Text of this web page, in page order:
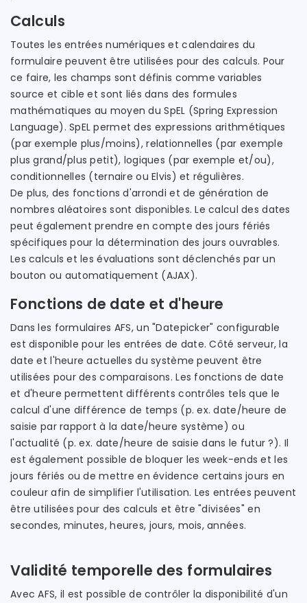
Calculs
Toutes les entrées numériques et calendaires du
formulaire peuvent être utilisées pour des calculs. Pour
ce faire, les champs sont définis comme variables
source et cible et sont liés dans des formules
mathématiques au moyen du SpEL (Spring Expression
Language). SpEL permet des expressions arithmétiques
(par exemple plus/moins), relationnelles (par exemple
plus grand/plus petit), logiques (par exemple et/ou),
conditionnelles (ternaire ou Elvis) et régulières.
De plus, des fonctions d'arrondi et de génération de
nombres aléatoires sont disponibles. Le calcul des dates
peut également prendre en compte des jours fériés
spécifiques pour la détermination des jours ouvrables.
Les calculs et les évaluations sont déclenchés par un
bouton ou automatiquement (AJAX).
Fonctions de date et d'heure
Dans les formulaires AFS, un "Datepicker" configurable
est disponible pour les entrées de date. Côté serveur, la
date et l'heure actuelles du système peuvent être
utilisées pour des comparaisons. Les fonctions de date
et d'heure permettent différents contrôles tels que le
calcul d'une différence de temps (p. ex. date/heure de
saisie par rapport à la date/heure système) ou
l'actualité (p. ex. date/heure de saisie dans le futur ?). Il
est également possible de bloquer les week-ends et les
jours fériés ou de mettre en évidence certains jours en
couleur afin de simplifier l'utilisation. Les entrées peuvent
être utilisées pour des calculs et être "divisées" en
secondes, minutes, heures, jours, mois, années.
Validité temporelle des formulaires
Avec AFS, il est possible de contrôler la disponibilité d'un